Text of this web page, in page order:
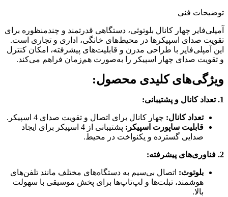
توضیحات فنی
آمپلی‌فایر چهار کانال بلوتوثی، دستگاهی قدرتمند و چندمنظوره برای
تقویت صدای اسپیکرها در محیط‌های خانگی، اداری و تجاری است.
این آمپلی‌فایر با طراحی مدرن و قابلیت‌های پیشرفته، امکان کنترل
و تقویت صدای چهار اسپیکر را به‌صورت هم‌زمان فراهم می‌کند.
ویژگی‌های کلیدی محصول:
1. تعداد کانال و پشتیبانی:
تعداد کانال: چهار کانال برای اتصال و تقویت صدای 4 اسپیکر.
قابلیت ساپورت اسپیکر:
پشتیبانی از 4 اسپیکر برای ایجاد
صدایی گسترده و یکنواخت در محیط.
2. فناوری‌های پیشرفته:
بلوتوث: اتصال بی‌سیم به دستگاه‌های مختلف مانند تلفن‌های
هوشمند، تبلت‌ها و لپ‌تاپ‌ها برای پخش موسیقی با سهولت
بالا.